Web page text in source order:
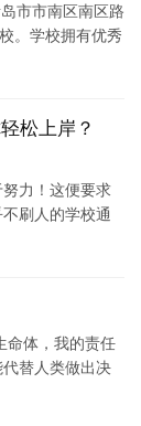
市市南区南区路
。学校拥有优秀
松上岸？
力！这便要求
刷人的学校通
命体，我的责任
替人类做出决